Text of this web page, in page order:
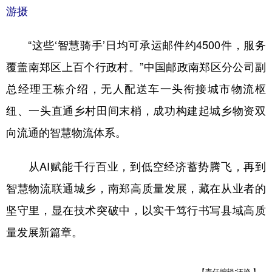
游摄
“这些‘智慧骑手’日均可承运邮件约4500件，服务
覆盖南郑区上百个行政村。”中国邮政南郑区分公司副
总经理王栋介绍，无人配送车一头衔接城市物流枢
纽、一头直通乡村田间末梢，成功构建起城乡物资双
向流通的智慧物流体系。
从AI赋能千行百业，到低空经济蓄势腾飞，再到
智慧物流联通城乡，南郑高质量发展，藏在从业者的
坚守里，显在技术突破中，以实干笃行书写县域高质
量发展新篇章。